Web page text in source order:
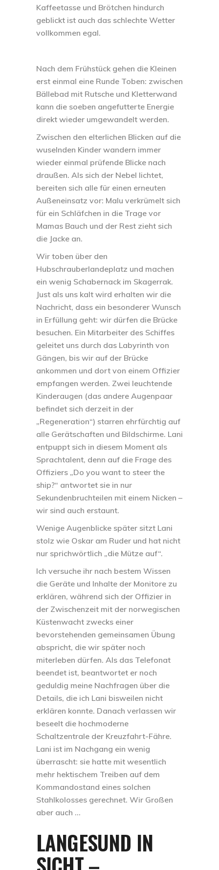
Kaffeetasse und Brötchen hindurch
geblickt ist auch das schlechte Wetter
vollkommen egal.
Nach dem Frühstück gehen die Kleinen
erst einmal eine Runde Toben: zwischen
Bällebad mit Rutsche und Kletterwand
kann die soeben angefutterte Energie
direkt wieder umgewandelt werden.
Zwischen den elterlichen Blicken auf die
wuselnden Kinder wandern immer
wieder einmal prüfende Blicke nach
draußen. Als sich der Nebel lichtet,
bereiten sich alle für einen erneuten
Außeneinsatz vor: Malu verkrümelt sich
für ein Schläfchen in die Trage vor
Mamas Bauch und der Rest zieht sich
die Jacke an.
Wir toben über den
Hubschrauberlandeplatz und machen
ein wenig Schabernack im Skagerrak.
Just als uns kalt wird erhalten wir die
Nachricht, dass ein besonderer Wunsch
in Erfüllung geht: wir dürfen die Brücke
besuchen. Ein Mitarbeiter des Schiffes
geleitet uns durch das Labyrinth von
Gängen, bis wir auf der Brücke
ankommen und dort von einem Offizier
empfangen werden. Zwei leuchtende
Kinderaugen (das andere Augenpaar
befindet sich derzeit in der
„Regeneration“) starren ehrfürchtig auf
alle Gerätschaften und Bildschirme. Lani
entpuppt sich in diesem Moment als
Sprachtalent, denn auf die Frage des
Offiziers „Do you want to steer the
ship?“ antwortet sie in nur
Sekundenbruchteilen mit einem Nicken –
wir sind auch erstaunt.
Wenige Augenblicke später sitzt Lani
stolz wie Oskar am Ruder und hat nicht
nur sprichwörtlich „die Mütze auf“.
Ich versuche ihr nach bestem Wissen
die Geräte und Inhalte der Monitore zu
erklären, während sich der Offizier in
der Zwischenzeit mit der norwegischen
Küstenwacht zwecks einer
bevorstehenden gemeinsamen Übung
abspricht, die wir später noch
miterleben dürfen. Als das Telefonat
beendet ist, beantwortet er noch
geduldig meine Nachfragen über die
Details, die ich Lani bisweilen nicht
erklären konnte. Danach verlassen wir
beseelt die hochmoderne
Schaltzentrale der Kreuzfahrt-Fähre.
Lani ist im Nachgang ein wenig
überrascht: sie hatte mit wesentlich
mehr hektischem Treiben auf dem
Kommandostand eines solchen
Stahlkolosses gerechnet. Wir Großen
aber auch …
LANGESUND IN